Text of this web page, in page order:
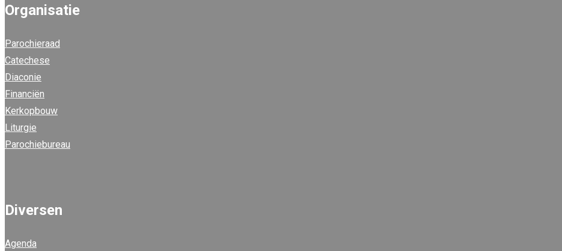
Organisatie
Parochieraad
Catechese
Diaconie
Financiën
Kerkopbouw
Liturgie
Parochiebureau
Diversen
Agenda